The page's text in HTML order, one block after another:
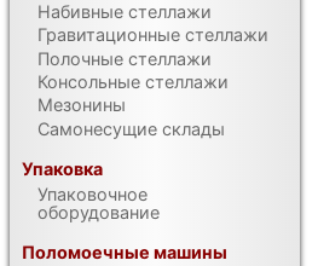
Набивные стеллажи
Гравитационные стеллажи
Полочные стеллажи
Консольные стеллажи
Мезонины
Самонесущие склады
Упаковка
Упаковочное
оборудование
Поломоечные машины